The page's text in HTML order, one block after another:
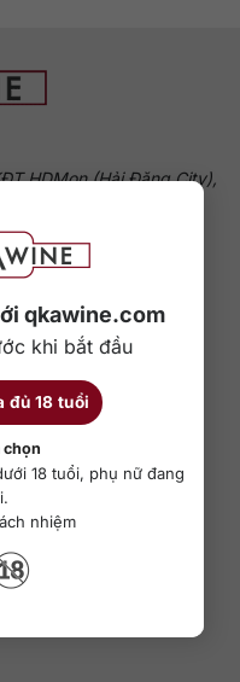
qkawine.com
khi bắt đầu
đủ 18 tuổi
chọn
18 tuổi, phụ nữ đang
nhiệm
HDMon (Hải Đăng City),
Thành phố Hà Nội
QKAWine JSC
đầu Việt Nam